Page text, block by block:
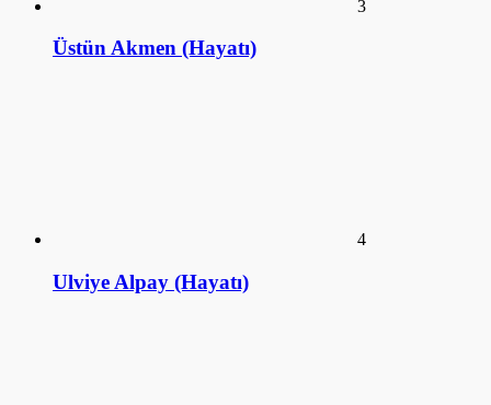
3
Üstün Akmen (Hayatı)
4
Ulviye Alpay (Hayatı)